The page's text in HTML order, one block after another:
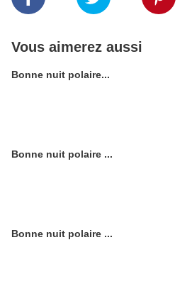
Vous aimerez aussi
Bonne nuit polaire...
Bonne nuit polaire ...
Bonne nuit polaire ...